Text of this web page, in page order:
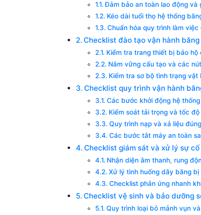
Đảm bảo an toàn lao động và
Kéo dài tuổi thọ hệ thống
Chuẩn hóa quy trình làm
Checklist đào tạo vận hành
Kiểm tra trang thiết bị bảo hộ
Nắm vững cấu tạo và các
Kiểm tra sơ bộ tình trạng
Checklist quy trình vận hành
Các bước khởi động hệ thống
Kiểm soát tải trọng và tốc
Quy trình nạp và xả liệu
Các bước tắt máy an toàn
Checklist giám sát và xử lý sự
Nhận diện âm thanh, rung
Xử lý tình huống dây băng
Checklist phản ứng nhanh
Checklist vệ sinh và bảo dưỡng
Quy trình loại bỏ mảnh vụn